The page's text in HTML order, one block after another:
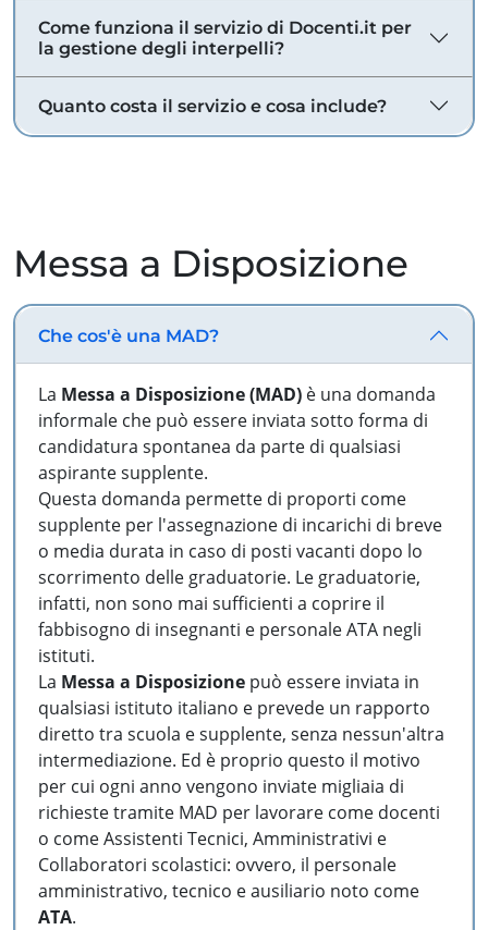
Come funziona il servizio di Docenti.it per
la gestione degli interpelli?
Quanto costa il servizio e cosa include?
Messa a Disposizione
Che cos'è una MAD?
La Messa a Disposizione (MAD) è una domanda
informale che può essere inviata sotto forma di
candidatura spontanea da parte di qualsiasi
aspirante supplente.
Questa domanda permette di proporti come
supplente per l'assegnazione di incarichi di breve
o media durata in caso di posti vacanti dopo lo
scorrimento delle graduatorie. Le graduatorie,
infatti, non sono mai sufficienti a coprire il
fabbisogno di insegnanti e personale ATA negli
istituti.
La Messa a Disposizione può essere inviata in
qualsiasi istituto italiano e prevede un rapporto
diretto tra scuola e supplente, senza nessun'altra
intermediazione. Ed è proprio questo il motivo
per cui ogni anno vengono inviate migliaia di
richieste tramite MAD per lavorare come docenti
o come Assistenti Tecnici, Amministrativi e
Collaboratori scolastici: ovvero, il personale
amministrativo, tecnico e ausiliario noto come
ATA.